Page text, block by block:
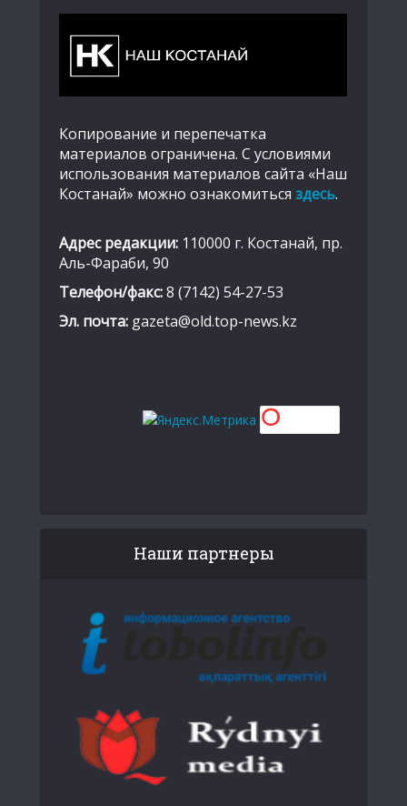
Копирование и перепечатка
материалов ограничена. С условиями
использования материалов сайта «Наш
Костанай» можно ознакомиться здесь.
Адрес редакции: 110000 г. Костанай, пр.
Аль-Фараби, 90
Телефон/факс:8 (7142) 54-27-53
Эл. почта: gazeta@old.top-news.kz
Наши партнеры